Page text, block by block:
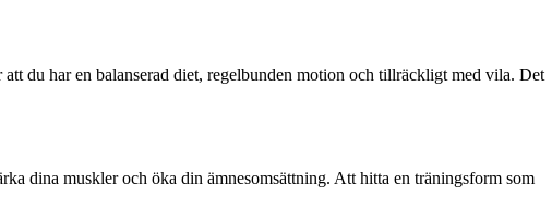
du har en balanserad diet, regelbunden motion och tillräckligt med vila. Det
dina muskler och öka din ämnesomsättning. Att hitta en träningsform som